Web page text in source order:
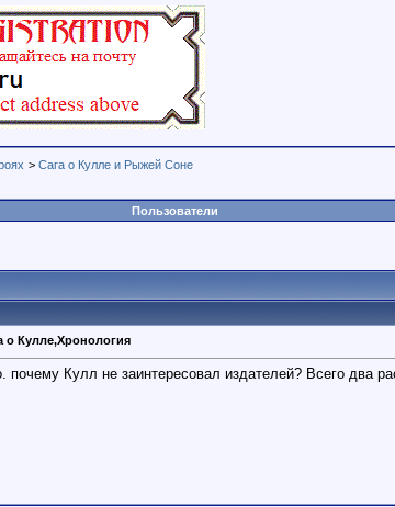
> Сага о Кулле и Рыжей Соне
Пользователи
о Кулле,Хронология
почему Кулл не заинтересовал издателей? Всего два